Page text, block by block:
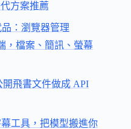
方案推薦
：瀏覽器管理
，檔案、簡訊、螢幕
飛書文件做成 API
幕工具，把模型搬進你